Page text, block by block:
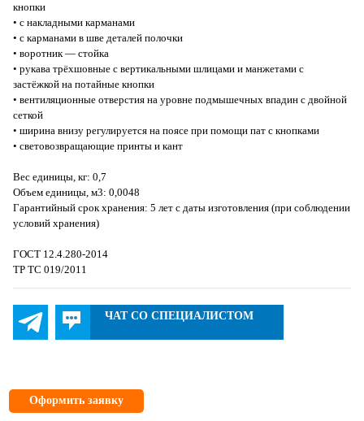
кнопки
• с накладными карманами
• с карманами в шве деталей полочки
• воротник — стойка
• рукава трёхшовные с вертикальными шлицами и манжетами с
застёжкой на потайные кнопки
• вентиляционные отверстия на уровне подмышечных впадин с двойной
сеткой
• ширина внизу регулируется на поясе при помощи пат с кнопками
• световозвращающие принты и кант
Вес единицы, кг: 0,7
Объем единицы, м3: 0,0048
Гарантийный срок хранения: 5 лет с даты изготовления (при соблюдении
условий хранения)
ГОСТ 12.4.280-2014
ТР ТС 019/2011
ЧАТ СО СПЕЦИАЛИСТОМ
Оформить заявку